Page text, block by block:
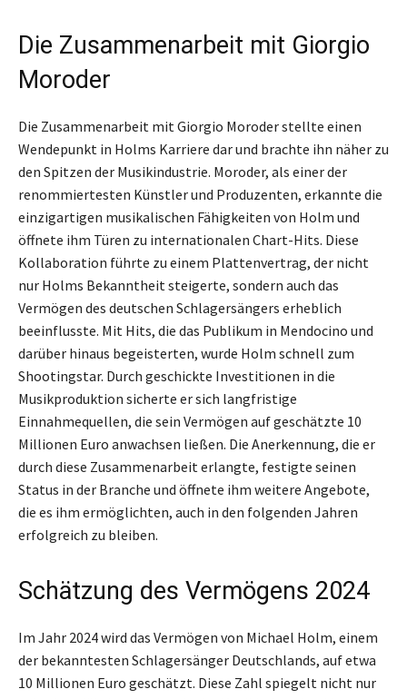
Die Zusammenarbeit mit Giorgio
Moroder
Die Zusammenarbeit mit Giorgio Moroder stellte einen
Wendepunkt in Holms Karriere dar und brachte ihn näher zu
den Spitzen der Musikindustrie. Moroder, als einer der
renommiertesten Künstler und Produzenten, erkannte die
einzigartigen musikalischen Fähigkeiten von Holm und
öffnete ihm Türen zu internationalen Chart-Hits. Diese
Kollaboration führte zu einem Plattenvertrag, der nicht
nur Holms Bekanntheit steigerte, sondern auch das
Vermögen des deutschen Schlagersängers erheblich
beeinflusste. Mit Hits, die das Publikum in Mendocino und
darüber hinaus begeisterten, wurde Holm schnell zum
Shootingstar. Durch geschickte Investitionen in die
Musikproduktion sicherte er sich langfristige
Einnahmequellen, die sein Vermögen auf geschätzte 10
Millionen Euro anwachsen ließen. Die Anerkennung, die er
durch diese Zusammenarbeit erlangte, festigte seinen
Status in der Branche und öffnete ihm weitere Angebote,
die es ihm ermöglichten, auch in den folgenden Jahren
erfolgreich zu bleiben.
Schätzung des Vermögens 2024
Im Jahr 2024 wird das Vermögen von Michael Holm, einem
der bekanntesten Schlagersänger Deutschlands, auf etwa
10 Millionen Euro geschätzt. Diese Zahl spiegelt nicht nur